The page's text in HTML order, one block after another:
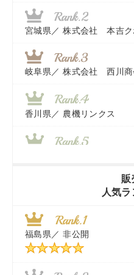
宮城県／ 株式会社 本吉ク
岐阜県／ 株式会社 西川商
香川県／ 農機リンクス
近江商事合同会
千葉県／ 株式会社テクノ・
販
人気
福島県／ 非公開